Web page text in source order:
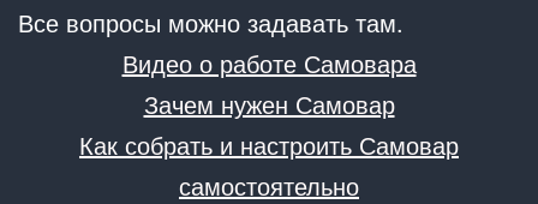
Все вопросы можно задавать там.
Видео о работе Самовара
Зачем нужен Самовар
Как собрать и настроить Самовар
самостоятельно